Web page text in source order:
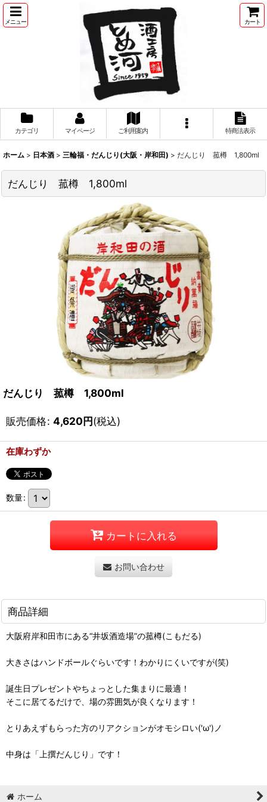
メニュー カート
カテゴリ マイページ ご利用案内 特商法表示
ホーム > 日本酒 > 三輪福・だんじり(大阪・岸和田) > だんじり 菰樽 1,800ml
だんじり 菰樽 1,800ml
だんじり 菰樽 1,800ml
販売価格: 4,620円(税込)
在庫わずか
数量:
カートに入れる
お問い合わせ
商品詳細
大阪府岸和田市にある“井坂酒造場”の菰樽(こもだる)
大きさはハンドボールぐらいです！わかりにくいですが(笑)
誕生日プレゼントやちょっとした集まりに最適！
そこに居てるだけで、場の雰囲気が良くなります！
とりあえずもらった方のリアクションがオモシロい('ω')ノ
中身は「上撰だんじり」です！
ホーム